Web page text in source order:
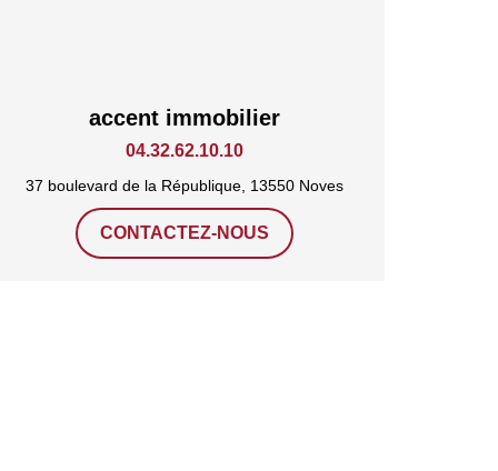
accent immobilier
04.32.62.10.10
37 boulevard de la République, 13550 Noves
CONTACTEZ-NOUS